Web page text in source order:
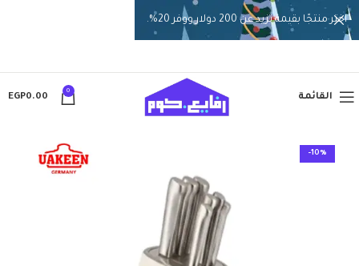
القائمة
0
EGP0.00
-10%
اختر منتجًا بقيمة تزيد عن 200 دولار ووفر 20%.